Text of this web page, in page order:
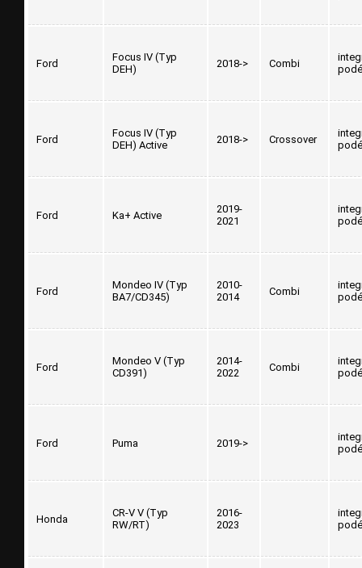
Ford
Focus IV (Typ
DEH)
2018-> Combi
Ford
Focus IV (Typ
DEH) Active
2018-> Crossover
Ford Ka+ Active
2019-
2021
Ford
Mondeo IV (Typ
BA7/CD345)
2010-
2014
Combi
Ford
Mondeo V (Typ
CD391)
2014-
2022
Combi
Ford Puma 2019->
Honda
CR-V V (Typ
RW/RT)
2016-
2023